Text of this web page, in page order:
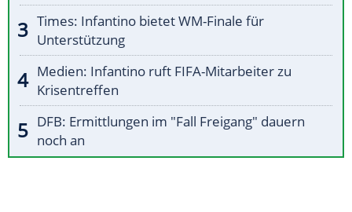
Times: Infantino bietet WM-Finale für
Unterstützung
Medien: Infantino ruft FIFA-Mitarbeiter zu
Krisentreffen
DFB: Ermittlungen im "Fall Freigang" dauern
noch an